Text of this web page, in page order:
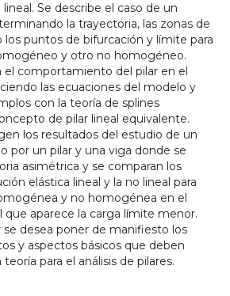
Se describe el caso de un
la trayectoria, las zonas de
los puntos de bifurcación y límite para
y otro no homogéneo.
el comportamiento del pilar en el
las ecuaciones del modelo y
con la teoría de splines
de pilar lineal equivalente.
los resultados del estudio de un
por un pilar y una viga donde se
asimétrica y se comparan los
elástica lineal y la no lineal para
y no homogénea en el
que aparece la carga límite menor.
desea poner de manifiesto los
y aspectos básicos que deben
para el análisis de pilares.